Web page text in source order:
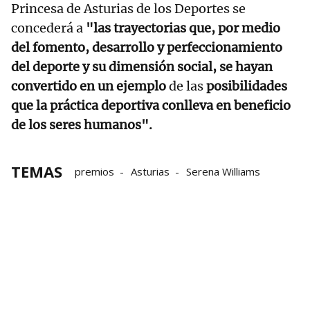
Princesa de Asturias de los Deportes se
concederá a "las trayectorias que, por medio
del fomento, desarrollo y perfeccionamiento
del deporte y su dimensión social, se hayan
convertido en un ejemplode lasposibilidades
que la práctica deportiva conlleva en beneficio
de los seres humanos".
TEMAS premios Asturias Serena Williams